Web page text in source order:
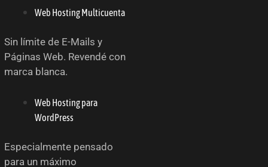
Web Hosting Multicuenta
Sin límite de E-Mails y
Páginas Web. Revendé con
marca blanca.
Web Hosting para
WordPress
Especialmente pensado
para un máximo